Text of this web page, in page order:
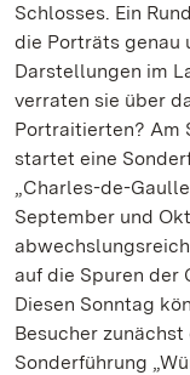
Schlosses. Ein
die Porträts genau
Darstellungen im
verraten sie über
Portraitierten? Am
startet eine
„Charles-de-
September und
auf die Spuren der
Diesen Sonntag
Besucher
Sonderführung